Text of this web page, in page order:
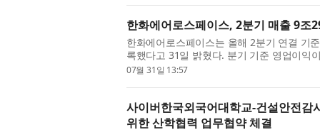
한화에어로스페이스, 2분기 매출 9조
한화에어로스페이스는 올해 2분기 연결 기
록했다고 31일 밝혔다. 분기 기준 영업이익
비 47%, 영업이익은 지난해 같은 기...
07월 31일 13:57
사이버한국외국어대학교-건설안전감
위한 산학협력 업무협약 체결